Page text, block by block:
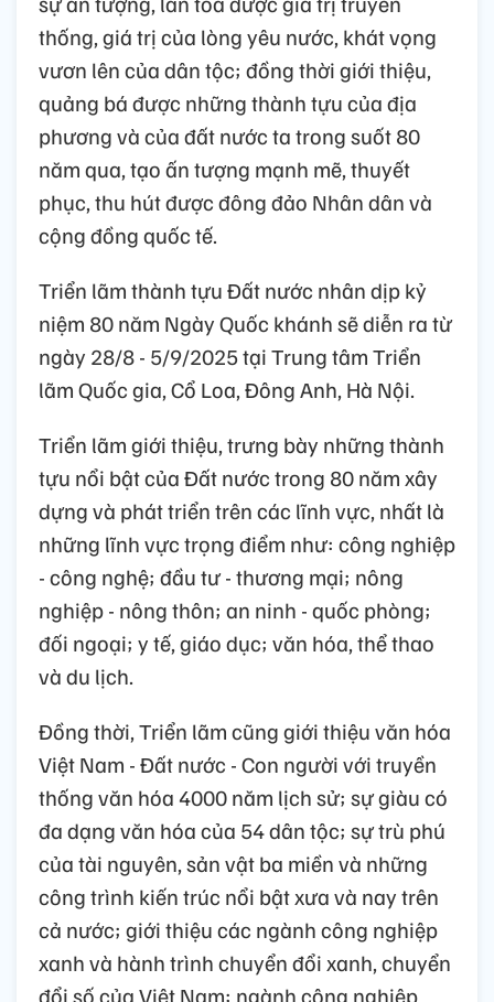
thống, giá trị của lòng yêu nước, khát vọng
vươn lên của dân tộc; đồng thời giới thiệu,
quảng bá được những thành tựu của địa
phương và của đất nước ta trong suốt 80
năm qua, tạo ấn tượng mạnh mẽ, thuyết
phục, thu hút được đông đảo Nhân dân và
cộng đồng quốc tế.
Triển lãm thành tựu Đất nước nhân dịp kỷ
niệm 80 năm Ngày Quốc khánh sẽ diễn ra từ
ngày 28/8 - 5/9/2025 tại Trung tâm Triển
lãm Quốc gia, Cổ Loa, Đông Anh, Hà Nội.
Triển lãm giới thiệu, trưng bày những thành
tựu nổi bật của Đất nước trong 80 năm xây
dựng và phát triển trên các lĩnh vực, nhất là
những lĩnh vực trọng điểm như: công nghiệp
- công nghệ; đầu tư - thương mại; nông
nghiệp - nông thôn; an ninh - quốc phòng;
đối ngoại; y tế, giáo dục; văn hóa, thể thao
và du lịch.
Đồng thời, Triển lãm cũng giới thiệu văn hóa
Việt Nam - Đất nước - Con người với truyền
thống văn hóa 4000 năm lịch sử; sự giàu có
đa dạng văn hóa của 54 dân tộc; sự trù phú
của tài nguyên, sản vật ba miền và những
công trình kiến trúc nổi bật xưa và nay trên
cả nước; giới thiệu các ngành công nghiệp
xanh và hành trình chuyển đổi xanh, chuyển
đổi số của Việt Nam; ngành công nghiệp